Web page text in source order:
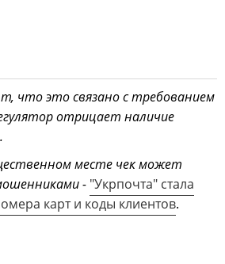
что это связано с требованием
отрицает наличие
месте чек может
- "Укрпочта" стала
карт и коды клиентов.